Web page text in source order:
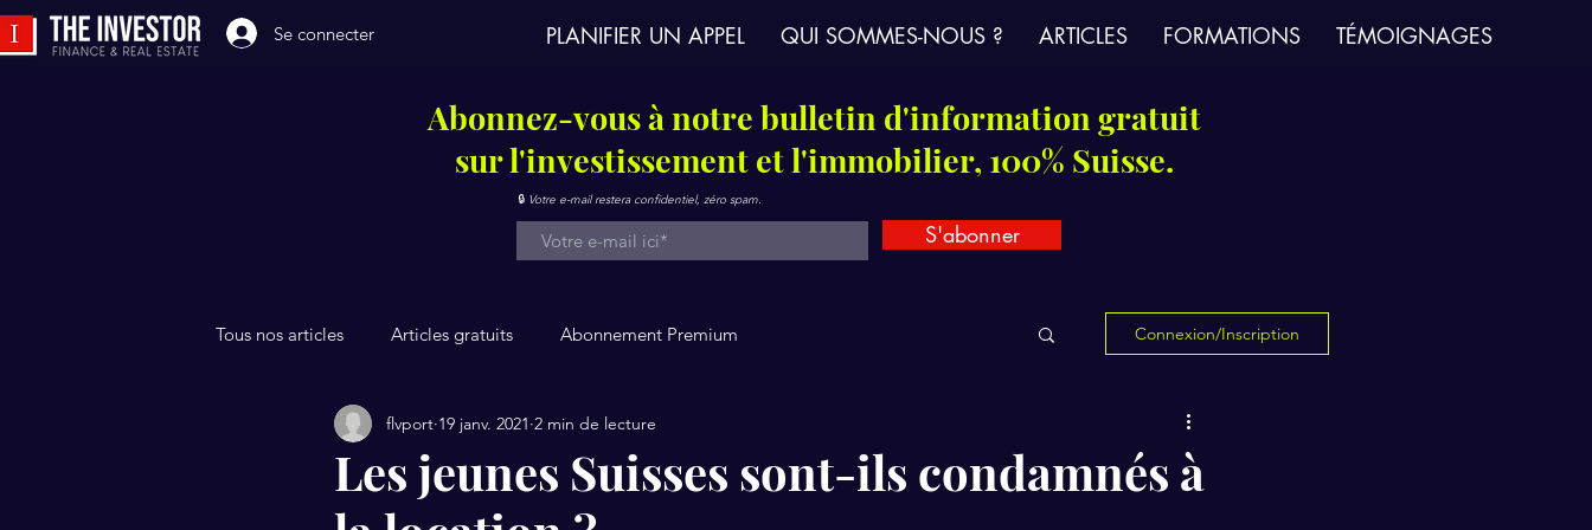
Se connecter PLANIFIER UN APPEL QUI SOMMES-NOUS ? ARTICLES FORMATIONS TÉMOIGNAGES
Abonnez-vous à notre bulletin d'information gratuit
sur l'investissement et l'immobilier, 100% Suisse.
🔒 Votre e-mail restera confidentiel, zéro spam.
S'abonner
Tous nos articles Articles gratuits Abonnement Premium Connexion/Inscription
Les jeunes Suisses sont-ils condamnés à
flvport 19 janv. 2021 2 min de lecture